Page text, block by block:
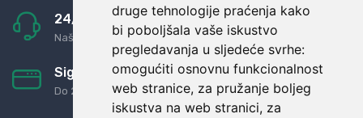
druge tehnologije praćenja kako
bi poboljšala vaše iskustvo
pregledavanja u sljedeće svrhe:
omogućiti osnovnu funkcionalnost
web stranice, za pružanje boljeg
iskustva na web stranici, za
24/7 odlična podrška
Naši agenti uvijek na raspolaganju
Sigurno obročno plaćanje
Do 24 rata bez kamata